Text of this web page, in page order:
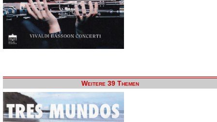
Weitere 39 Themen